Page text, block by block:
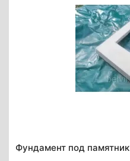
Фундамент под памятник